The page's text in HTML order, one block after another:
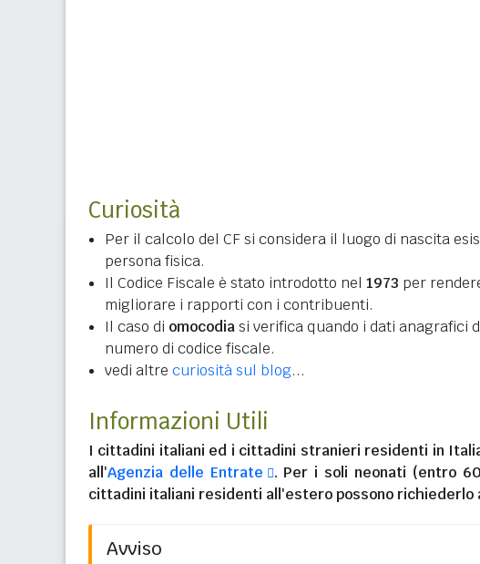
Curiosità
Per il calcolo del CF si considera il luogo di nascita
persona fisica.
Il Codice Fiscale è stato introdotto nel 1973 per
migliorare i rapporti con i contribuenti.
Il caso di omocodiasi verifica quando i dati anagrafici
numero di codice fiscale.
vedi altre curiosità sul blog...
Informazioni Utili
I cittadini italiani ed i cittadini stranieri residenti in
all'Agenzia delle Entrate
. Per i soli neonati (entro
cittadini italiani residenti all'esteropossono richiederlo
Avviso